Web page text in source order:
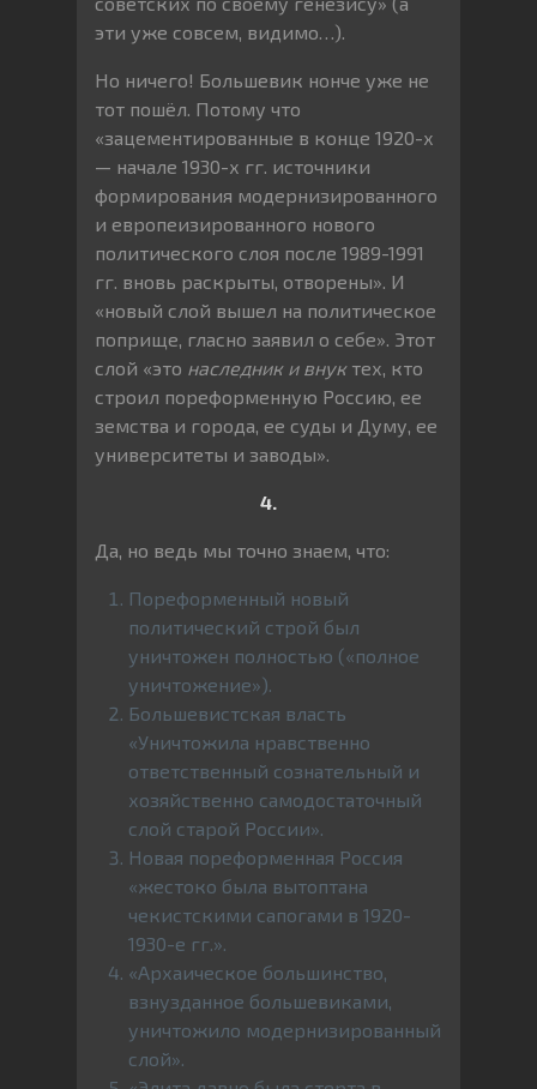
эти уже совсем, видимо…).
Но ничего! Большевик нонче уже не
тот пошёл. Потому что
«зацементированные в конце 1920-х
— начале 1930-х гг. источники
формирования модернизированного
и европеизированного нового
политического слоя после 1989-1991
гг. вновь раскрыты, отворены». И
«новый слой вышел на политическое
поприще, гласно заявил о себе». Этот
слой «это наследник и внуктех, кто
строил пореформенную Россию, ее
земства и города, ее суды и Думу, ее
университеты и заводы».
4.
Да, но ведь мы точно знаем, что:
Пореформенный новый
политический строй был
уничтожен полностью («полное
уничтожение»).
Большевистская власть
«Уничтожила нравственно
ответственный сознательный и
хозяйственно самодостаточный
слой старой России».
Новая пореформенная Россия
«жестоко была вытоптана
чекистскими сапогами в 1920-
1930-е гг.».
«Архаическое большинство,
взнузданное большевиками,
уничтожило модернизированный
слой».